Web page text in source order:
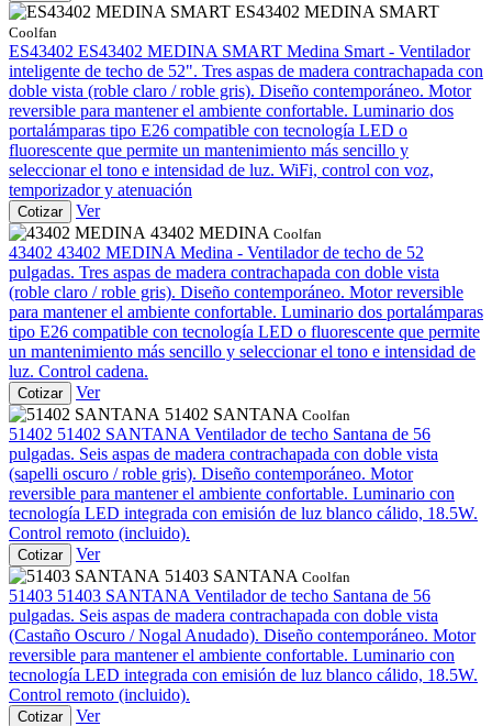
ES43402 MEDINA SMART
Coolfan
ES43402 ES43402 MEDINA SMART Medina Smart - Ventilador
inteligente de techo de 52". Tres aspas de madera contrachapada con
doble vista (roble claro / roble gris). Diseño contemporáneo. Motor
reversible para mantener el ambiente confortable. Luminario dos
portalámparas tipo E26 compatible con tecnología LED o
fluorescente que permite un mantenimiento más sencillo y
seleccionar el tono e intensidad de luz. WiFi, control con voz,
temporizador y atenuación
Cotizar
Ver
43402 MEDINA Coolfan
43402 43402 MEDINA Medina - Ventilador de techo de 52
pulgadas. Tres aspas de madera contrachapada con doble vista
(roble claro / roble gris). Diseño contemporáneo. Motor reversible
para mantener el ambiente confortable. Luminario dos portalámparas
tipo E26 compatible con tecnología LED o fluorescente que permite
un mantenimiento más sencillo y seleccionar el tono e intensidad de
luz. Control cadena.
Cotizar
Ver
51402 SANTANA Coolfan
51402 51402 SANTANA Ventilador de techo Santana de 56
pulgadas. Seis aspas de madera contrachapada con doble vista
(sapelli oscuro / roble gris). Diseño contemporáneo. Motor
reversible para mantener el ambiente confortable. Luminario con
tecnología LED integrada con emisión de luz blanco cálido, 18.5W.
Control remoto (incluido).
Cotizar
Ver
51403 SANTANA Coolfan
51403 51403 SANTANA Ventilador de techo Santana de 56
pulgadas. Seis aspas de madera contrachapada con doble vista
(Castaño Oscuro / Nogal Anudado). Diseño contemporáneo. Motor
reversible para mantener el ambiente confortable. Luminario con
tecnología LED integrada con emisión de luz blanco cálido, 18.5W.
Control remoto (incluido).
Cotizar
Ver